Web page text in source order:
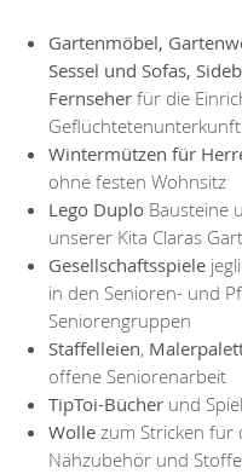
Gartenmöbel,
Sessel und Sofas,
Fernseher für die
Geflüchtetenunterkunft
Wintermützen für
ohne festen Wohnsitz
Lego Duplo Bausteine
unserer Kita Claras
Gesellschaftsspiele
in den Senioren- und
Seniorengruppen
Staffelleien,
offene Seniorenarbeit
TipToi-Bücher und
Wolle zum Stricken für
Nähzubehör und Stoffe